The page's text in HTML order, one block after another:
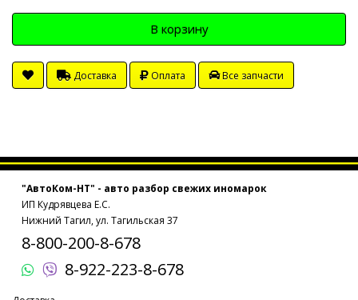
В корзину
Доставка Оплата Все запчасти
"АвтоКом-НТ" - авто разбор свежих иномарок
ИП Кудрявцева Е.С.
Нижний Тагил, ул. Тагильская 37
8-800-200-8-678
8-922-223-8-678